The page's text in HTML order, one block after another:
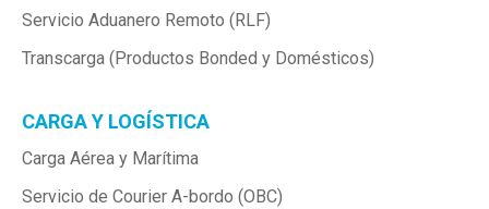
Servicio Aduanero Remoto (RLF)
Transcarga (Productos Bonded y Domésticos)
CARGA Y LOGÍSTICA
Carga Aérea y Marítima
Servicio de Courier A-bordo (OBC)